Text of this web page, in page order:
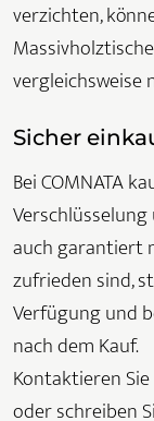
verzichten,
vergleichsweise
Sicher
Bei COMNATA
auch garantiert
zufrieden sind,
Verfügung und
nach dem Kauf.
Kontaktieren
oder schreiben